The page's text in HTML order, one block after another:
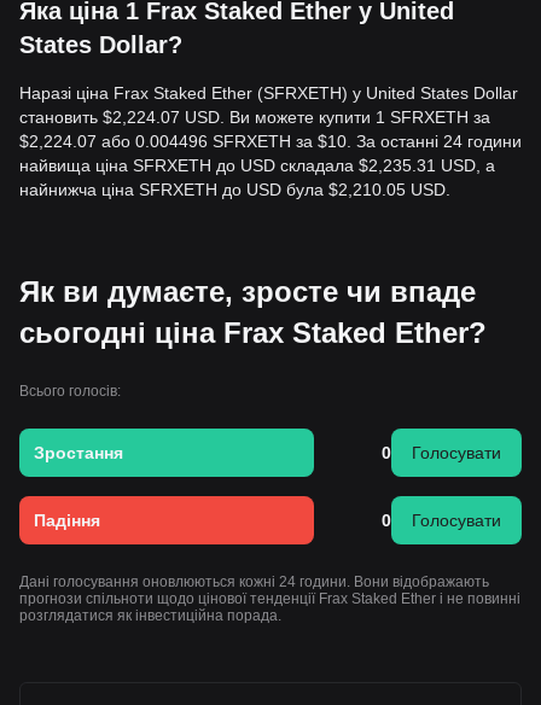
Яка ціна 1 Frax Staked Ether у United
States Dollar?
Наразі ціна Frax Staked Ether (SFRXETH) у United States Dollar
становить $2,224.07 USD. Ви можете купити 1 SFRXETH за
$2,224.07 або 0.004496 SFRXETH за $10. За останні 24 години
найвища ціна SFRXETH до USD складала $2,235.31 USD, а
найнижча ціна SFRXETH до USD була $2,210.05 USD.
Як ви думаєте, зросте чи впаде
сьогодні ціна Frax Staked Ether?
Всього голосів:
Зростання 0 Голосувати
Падіння 0 Голосувати
Дані голосування оновлюються кожні 24 години. Вони відображають
прогнози спільноти щодо цінової тенденції Frax Staked Ether і не повинні
розглядатися як інвестиційна порада.